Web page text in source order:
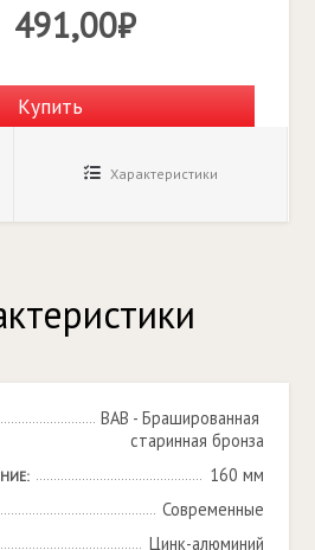
491,00₽
Купить
Характеристики
BAB - Брашированная
старинная бронза
160 мм
Современные
Цинк-алюминий